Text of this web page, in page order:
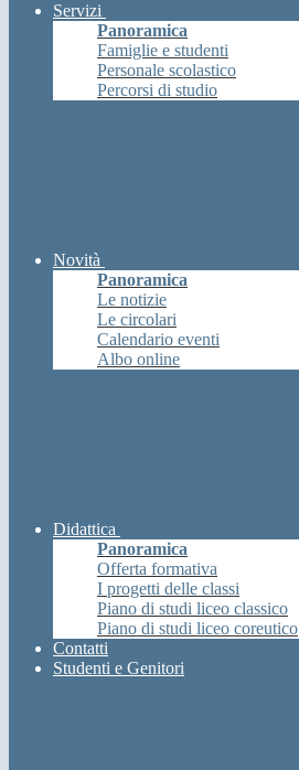
Servizi
Panoramica
Famiglie e studenti
Personale scolastico
Percorsi di studio
Novità
Panoramica
Le notizie
Le circolari
Calendario eventi
Albo online
Didattica
Panoramica
Offerta formativa
I progetti delle classi
Piano di studi liceo classico
Piano di studi liceo coreutico
Contatti
Studenti e Genitori